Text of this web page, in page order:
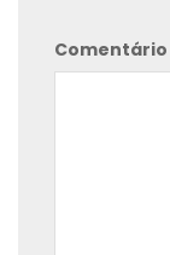
Comentário